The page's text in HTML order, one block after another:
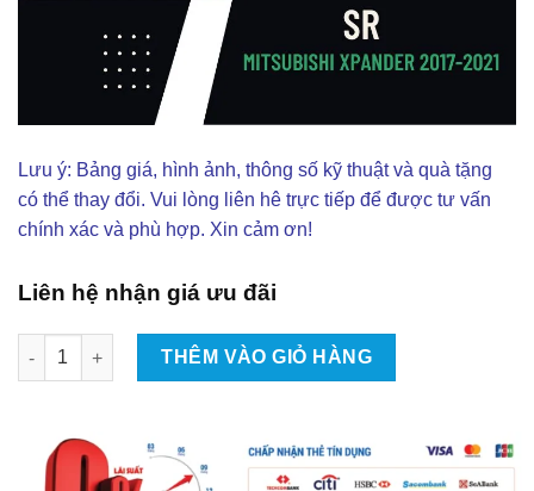
Lưu ý: Bảng giá, hình ảnh, thông số kỹ thuật và quà tặng
có thể thay đổi. Vui lòng liên hê trực tiếp để được tư vấn
chính xác và phù hợp. Xin cảm ơn!
Liên hệ nhận giá ưu đãi
Độ Body Kit SR Cho Mitsubishi Xpander 2017-2021 Tại
THÊM VÀO GIỎ HÀNG